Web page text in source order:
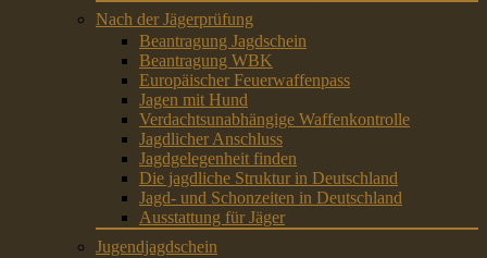
Nach der Jägerprüfung
Beantragung Jagdschein
Beantragung WBK
Europäischer Feuerwaffenpass
Jagen mit Hund
Verdachtsunabhängige Waffenkontrolle
Jagdlicher Anschluss
Jagdgelegenheit finden
Die jagdliche Struktur in Deutschland
Jagd- und Schonzeiten in Deutschland
Ausstattung für Jäger
Jugendjagdschein